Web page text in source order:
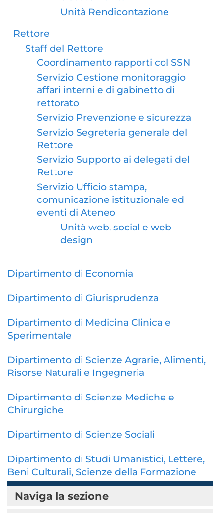
Unità Rendicontazione
Rettore
Staff del Rettore
Coordinamento rapporti col SSN
Servizio Gestione monitoraggio
affari interni e di gabinetto di
rettorato
Servizio Prevenzione e sicurezza
Servizio Segreteria generale del
Rettore
Servizio Supporto ai delegati del
Rettore
Servizio Ufficio stampa,
comunicazione istituzionale ed
eventi di Ateneo
Unità web, social e web
design
Dipartimento di Economia
Dipartimento di Giurisprudenza
Dipartimento di Medicina Clinica e
Sperimentale
Dipartimento di Scienze Agrarie, Alimenti,
Risorse Naturali e Ingegneria
Dipartimento di Scienze Mediche e
Chirurgiche
Dipartimento di Scienze Sociali
Dipartimento di Studi Umanistici, Lettere,
Beni Culturali, Scienze della Formazione
Naviga la sezione